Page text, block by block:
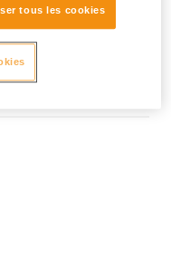
!
tous les cookies